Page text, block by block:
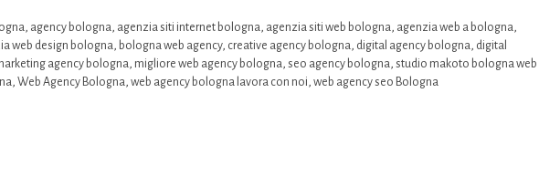
a
Bologna
, agency bologna , agenzia siti internet bologna , agenzia siti web bologna , agenzia web a bologna ,
web design bologna , bologna web agency, creative agency bologna , digital agency bologna , digital
agency bologna , migliore web agency bologna , seo agency bologna , studio makoto bologna web
, Web Agency Bologna , web agency bologna lavora con noi , web agency seo Bologna